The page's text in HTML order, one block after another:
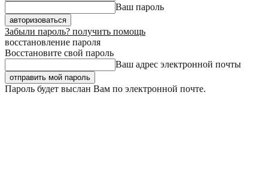
Ваш пароль
Забыли пароль? получить помощь
восстановление пароля
Восстановите свой пароль
Ваш адрес электронной почты
Пароль будет выслан Вам по электронной почте.